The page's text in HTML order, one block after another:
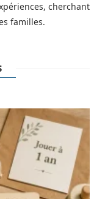
cherchant
familles.